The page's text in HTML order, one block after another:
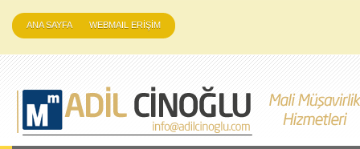
ANA SAYFA WEBMAIL ERİŞİM